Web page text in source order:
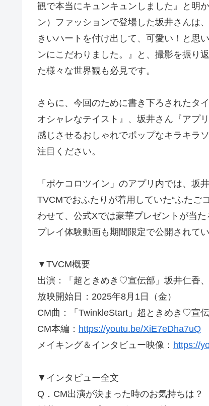
観で本当にキュンキュンしました』と明
ン）ファッションで登場した坂井さんは
きいハートを付け出して、可愛い！と思
ンにこだわりました。』と、撮影を振り
た様々な世界観も必見です。
さらに、今回のために書き下ろされたタ
オシャレなテイスト』、坂井さん『アプ
感じさせるおしゃれでポップなキラキラ
注目ください。
「ポケコロツイン」のアプリ内では、坂
TVCMでおふたりが着用していた“ふたご
わせて、公式Xでは豪華プレゼントが当
プレイ体験動画も期間限定で公開されてい
▼TVCM概要
出演：「超ときめき♡宣伝部」坂井仁香
放映開始日：2025年8月1日（金）
CM曲：「TwinkleStart」超ときめき♡宣
CM本編： https://youtu.be/XiE7eDha7uQ
メイキング＆インタビュー映像： https://
▼インタビュー全文
Q．CM出演が決まった時のお気持ちは？